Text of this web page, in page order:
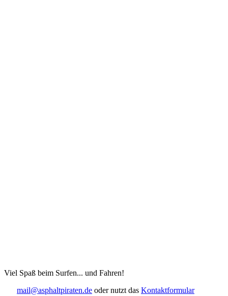
Viel Spaß beim Surfen... und Fahren!
mail@asphaltpiraten.de oder nutzt das Kontaktformular